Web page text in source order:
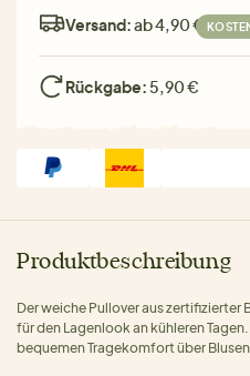
Versand:ab 4,90 €
Rückgabe: 5,90 €
Produktbeschreibung
Der weiche Pullover aus
für den Lagenlook an kühleren
bequemen Tragekomfort über